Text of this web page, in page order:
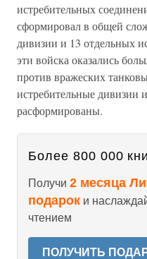
истребительных
сформировал в общей
дивизии и 13 отдельных
эти войска оказались
против вражеских
истребительные дивизии
расформированы.
Более 800 000
Получи 2 месяца
подарок и
чтением
ПОЛУЧИТЬ